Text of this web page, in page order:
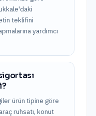
teklifini
yardımcı
ürün tipine göre
ruhsatı, konut